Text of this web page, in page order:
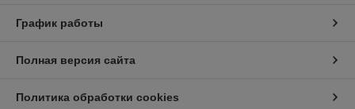
График работы
Полная версия сайта
Политика обработки cookies